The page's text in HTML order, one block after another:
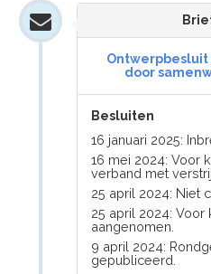
door
Besluiten
16 januari 2025:
16 mei 2024: Voor
verband met
25 april 2024: Niet
25 april 2024: Voor
aangenomen.
9 april 2024:
gepubliceerd.